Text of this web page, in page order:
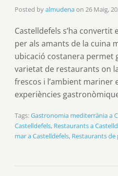
Posted byalmudenaon 26 Maig,
Castelldefels s’ha convertit
per als amants de la cuina
ubicació costanera permet
varietat de restaurants on
frescos i l’ambient
experiències
Tags:Gastronomia mediterrània a
Castelldefels, Restaurants a
mar a Castelldefels, Restaurants de